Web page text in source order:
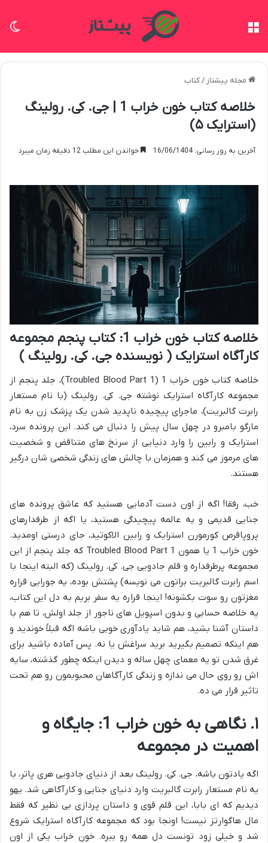
مجله پیشتاز /کتاب
خلاصه کتاب خون خراب 1 | جی. کی. رولینگ
(استرایک ۵)
آخرین به روز رسانی: 16/06/1404 خواندن این مطلب 12 دقیقه زمان میبرد
خلاصه کتاب خون خراب 1: کتاب پنجم مجموعه
کارآگاه استرایک ( نویسنده جی. کی. رولینگ )
خلاصه کتاب خون خراب 1 (Troubled Blood Part 1)، جلد پنجم از
مجموعه کارآگاه استرایک نوشته جی. کی. رولینگ (با نام مستعار
رابرت گالبریت)، ماجرای پیچیده ناپدید شدن یک پزشک زن به نام
مارگو بامبرو در چهل سال پیش را دنبال می کند. این پرونده سرد،
استرایک و رابین را وارد دنیایی از سرنخ های متناقض و شخصیت
های مرموز می کند و همزمان با چالش های زندگی شخصی شان درگیر
هستند.
خب، رفقا! اگه از اون دست آدمایی هستید که عاشق پرونده های
جنایی قدیمی و یه عالمه پیچیدگی هستید، یا اگه از طرفدارهای
پروپاقرص کورمورن استرایک و رابین الاکوتید، جای درستی اومدید.
خون خراب 1 یا همون Troubled Blood Part 1 که جلد پنجم از این
مجموعه پرطرفداره و قلم جادویی جی. کی. رولینگ (که البته اینجا با
اسم رابرت گالبریت براتون می نویسه) پشتش بوده، یه جورایی قراره
مغزتون رو سوت بکشونه! اینجا قراره یه سفر بریم به دل این کتاب،
یه خلاصه حسابی و بدون اسپویل های ناجور از جلد اولش، تا هم با
داستان آشنا بشید، هم شاید یادآوری خوبی باشه اگه قبلاً خوندید و
هم اینکه تصمیم بگیرید برید سراغش یا نه. پس آماده باشید برای
غرق شدن تو یه معمای چهل ساله و دیدن اینکه چطور گذشته، سایه
اش رو روی حال می ندازه و زندگی کارآگاهان محبوبمون رو هم تحت
تاثیر قرار می ده.
۱. نگاهی به خون خراب 1: جایگاه و
اهمیت در مجموعه
اگه یادتون باشه، جی. کی. رولینگ بعد از دنیای جادویی هری پاتر، با
یه نام مستعار رابرت گالبریت وارد دنیای جنایی و کارآگاهی شد. یهو
دیدیم که ای بابا، این قلم قوی و داستان پردازی بی نظیر که فقط
مال هاگوارتز نیست! اونجا بود که مجموعه کارآگاه استرایک شروع
شد و خیلی زود تونست دل همه رو ببره. خون خراب یکی از اون